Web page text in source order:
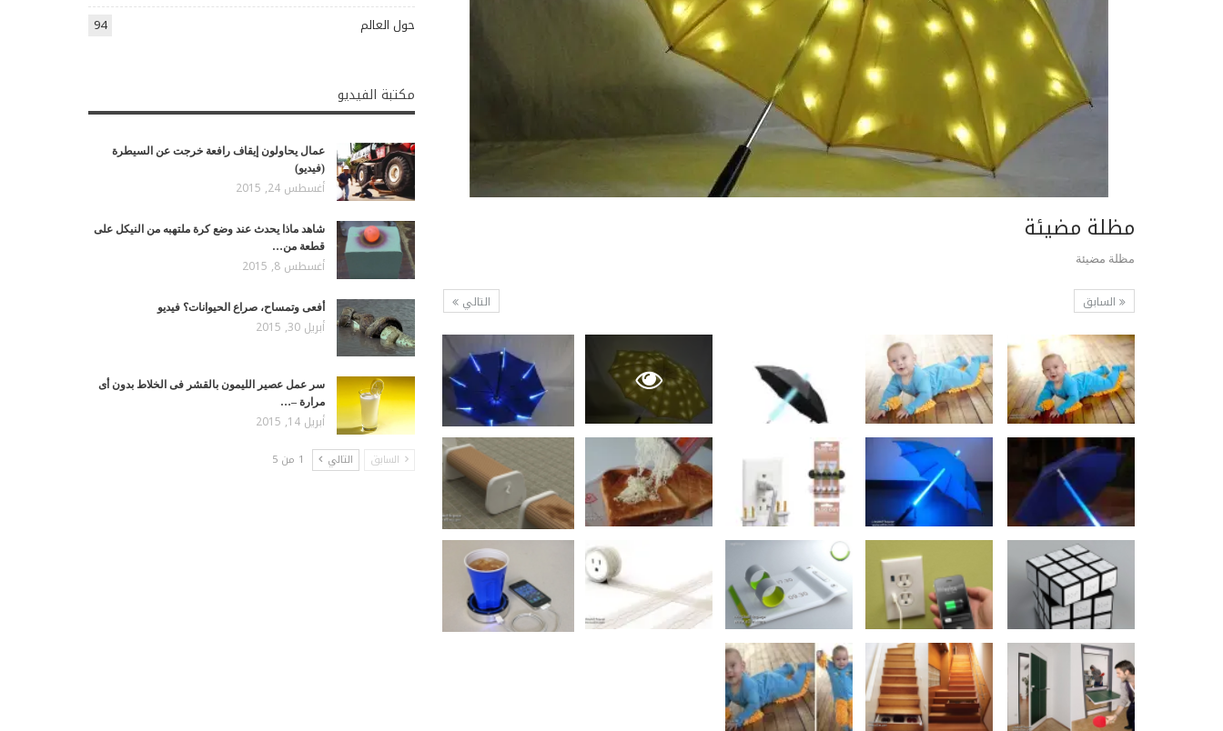
مظلة مضيئة
مظلة مضيئة
التالي السابق
حول العالم
94
مكتبة الفيديو
عمال يحاولون إيقاف رافعة خرجت عن السيطرة
(فيديو)
أغسطس 24, 2015
شاهد ماذا يحدث عند وضع كرة ملتهبه من النيكل على
قطعة من…
أغسطس 8, 2015
أفعى وتمساح، صراع الحيوانات؟ فيديو
أبريل 30, 2015
سر عمل عصير الليمون بالقشر فى الخلاط بدون أى
مرارة –…
أبريل 14, 2015
السابق التالي 1 من 5